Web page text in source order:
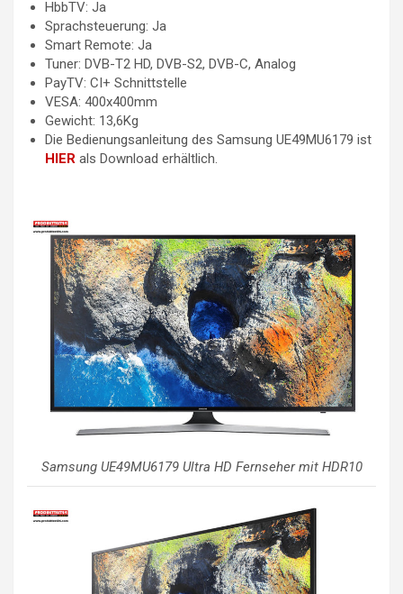
HbbTV: Ja
Sprachsteuerung: Ja
Smart Remote: Ja
Tuner: DVB-T2 HD, DVB-S2, DVB-C, Analog
PayTV: CI+ Schnittstelle
VESA: 400x400mm
Gewicht: 13,6Kg
Die Bedienungsanleitung des Samsung UE49MU6179 ist
HIER als Download erhältlich.
Samsung UE49MU6179 Ultra HD Fernseher mit HDR10